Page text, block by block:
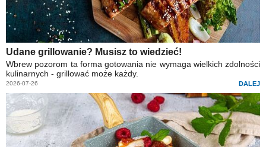
Udane grillowanie? Musisz to wiedzieć!
Wbrew pozorom ta forma gotowania nie wymaga wielkich zdolności
kulinarnych - grillować może każdy.
2026-07-26 DALEJ